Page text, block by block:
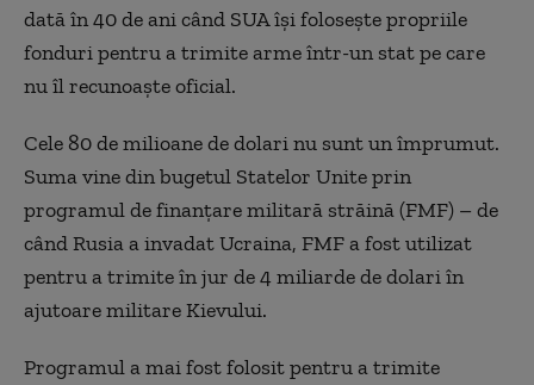
dată în 40 de ani când SUA își folosește propriile
fonduri pentru a trimite arme într-un stat pe care
nu îl recunoaște oficial.
Cele 80 de milioane de dolari nu sunt un împrumut.
Suma vine din bugetul Statelor Unite prin
programul de finanțare militară străină (FMF) – de
când Rusia a invadat Ucraina, FMF a fost utilizat
pentru a trimite în jur de 4 miliarde de dolari în
ajutoare militare Kievului.
Programul a mai fost folosit pentru a trimite